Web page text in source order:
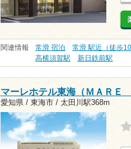
関連情報 常滑 宿泊 常滑 駅近（徒歩10
高横須賀駅
新日鉄前駅
マーレホテル東海（ＭＡＲＥ
愛知県 / 東海市 / 太田川駅368m